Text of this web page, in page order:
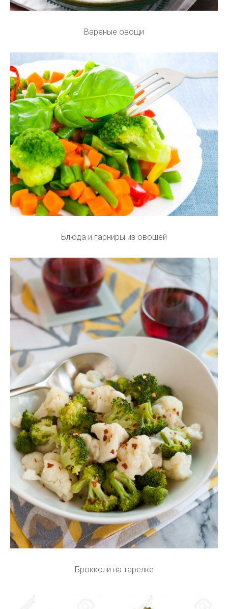
Вареные овощи
Блюда и гарниры из овощей
Брокколи на тарелке